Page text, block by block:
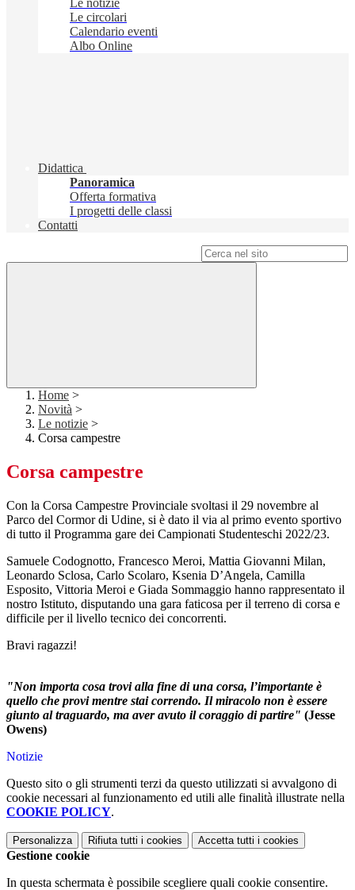
Le notizie
Le circolari
Calendario eventi
Albo Online
Didattica
Panoramica
Offerta formativa
I progetti delle classi
Contatti
Home >
Novità >
Le notizie >
Corsa campestre
Corsa campestre
Con la Corsa Campestre Provinciale svoltasi il 29 novembre al
Parco del Cormor di Udine, si è dato il via al primo evento sportivo
di tutto il Programma gare dei Campionati Studenteschi 2022/23.
Samuele Codognotto, Francesco Meroi, Mattia Giovanni Milan,
Leonardo Sclosa, Carlo Scolaro, Ksenia D’Angela, Camilla
Esposito, Vittoria Meroi e Giada Sommaggio hanno rappresentato il
nostro Istituto, disputando una gara faticosa per il terreno di corsa e
difficile per il livello tecnico dei concorrenti.
Bravi ragazzi!
"Non importa cosa trovi alla fine di una corsa, l’importante è
quello che provi mentre stai correndo. Il miracolo non è essere
giunto al traguardo, ma aver avuto il coraggio di partire" (Jesse
Owens)
Notizie
Questo sito o gli strumenti terzi da questo utilizzati si avvalgono di
cookie necessari al funzionamento ed utili alle finalità illustrate nella
COOKIE POLICY.
Personalizza Rifiuta tutti i cookies Accetta tutti i cookies
Gestione cookie
In questa schermata è possibile scegliere quali cookie consentire.